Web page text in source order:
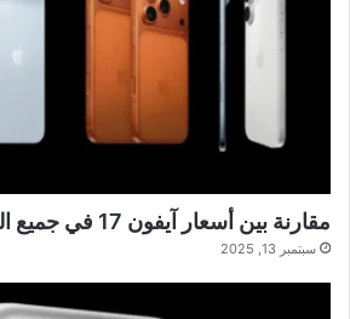
مقارنة بين أسعار آيفون 17 في جميع الدول العربية
سبتمبر 13, 2025